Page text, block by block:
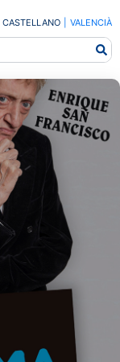
CASTELLANO VALENCIÀ